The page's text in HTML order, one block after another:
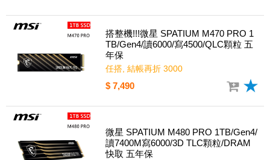
搭整機!!!微星 SPATIUM M470 PRO 1
TB/Gen4/讀6000/寫4500/QLC顆粒 五
年保
任搭, 結帳再折 3000
$ 7,490
微星 SPATIUM M480 PRO 1TB/Gen4/
讀7400M寫6000/3D TLC顆粒/DRAM
快取 五年保